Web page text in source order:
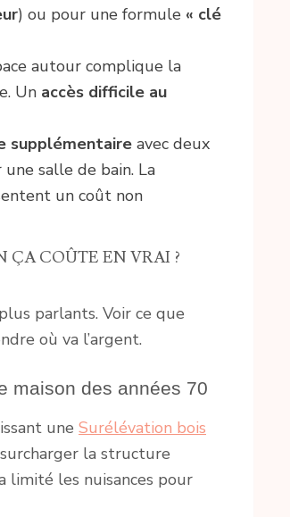
) ou pour une formule « clé
autour complique la
Un accès difficile au
supplémentaire avec deux
salle de bain. La
un coût non
ÇA COÛTE EN VRAI ?
parlants. Voir ce que
où va l’argent.
maison des années 70
une Surélévation bois
la structure
limité les nuisances pour